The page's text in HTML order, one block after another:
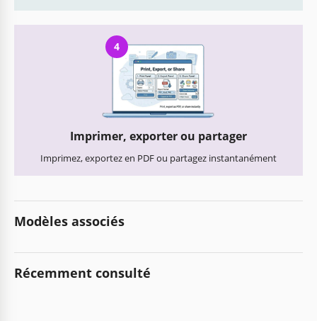
4
Imprimer, exporter ou partager
Imprimez, exportez en PDF ou partagez instantanément
Modèles associés
Récemment consulté